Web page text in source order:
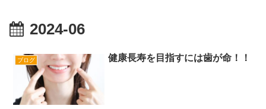
2024-06
ブログ 健康長寿を目指すには歯が命！！